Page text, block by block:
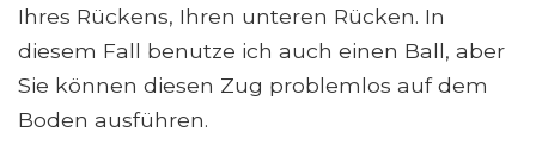
Ihres Rückens, Ihren unteren Rücken. In
diesem Fall benutze ich auch einen Ball, aber
Sie können diesen Zug problemlos auf dem
Boden ausführen.